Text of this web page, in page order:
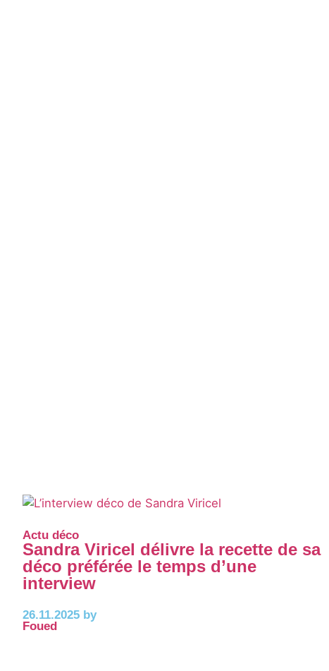
Actu déco
Sandra Viricel délivre la recette de sa
déco préférée le temps d’une
interview
26.11.2025 by
Foued